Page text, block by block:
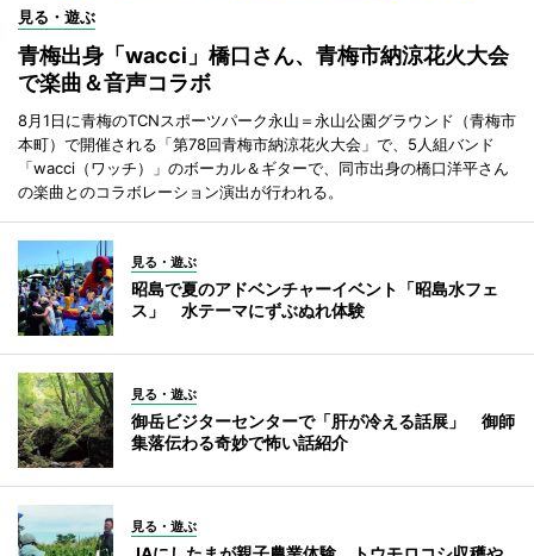
見る・遊ぶ
青梅出身「wacci」橋口さん、青梅市納涼花火大会
で楽曲＆音声コラボ
8月1日に青梅のTCNスポーツパーク永山＝永山公園グラウンド（青梅市
本町）で開催される「第78回青梅市納涼花火大会」で、5人組バンド
「wacci（ワッチ）」のボーカル＆ギターで、同市出身の橋口洋平さん
の楽曲とのコラボレーション演出が行われる。
見る・遊ぶ
昭島で夏のアドベンチャーイベント「昭島水フェ
ス」 水テーマにずぶぬれ体験
見る・遊ぶ
御岳ビジターセンターで「肝が冷える話展」 御師
集落伝わる奇妙で怖い話紹介
見る・遊ぶ